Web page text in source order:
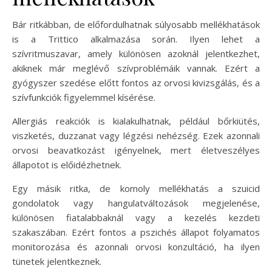
Bár ritkábban, de előfordulhatnak súlyosabb mellékhatások
is a Trittico alkalmazása során. Ilyen lehet a
szívritmuszavar, amely különösen azoknál jelentkezhet,
akiknek már meglévő szívproblémáik vannak. Ezért a
gyógyszer szedése előtt fontos az orvosi kivizsgálás, és a
szívfunkciók figyelemmel kísérése.
Allergiás reakciók is kialakulhatnak, például bőrkiütés,
viszketés, duzzanat vagy légzési nehézség. Ezek azonnali
orvosi beavatkozást igényelnek, mert életveszélyes
állapotot is előidézhetnek.
Egy másik ritka, de komoly mellékhatás a szuicid
gondolatok vagy hangulatváltozások megjelenése,
különösen fiatalabbaknál vagy a kezelés kezdeti
szakaszában. Ezért fontos a pszichés állapot folyamatos
monitorozása és azonnali orvosi konzultáció, ha ilyen
tünetek jelentkeznek.